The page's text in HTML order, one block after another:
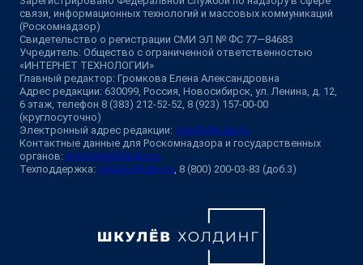
связи, информационных технологий и массовых коммуникаций
(Роскомнадзор)
Свидетельство о регистрации СМИ ЭЛ № ФС 77—84683
Учредитель: Общество с ограниченной ответственностью
«ИНТЕРНЕТ ТЕХНОЛОГИИ»
Главный редактор: Громкова Елена Александровна
Адрес редакции: 630099, Россия, Новосибирск, ул. Ленина, д. 12,
6 этаж, телефон 8 (383) 212-52-52, 8 (923) 157-00-00
(круглосуточно)
Электронный адрес редакции: ngs@shkulev.ru
Контактные данные для Роскомнадзора и государственных
органов: juristnsk@shkulev.ru
Техподдержка: help@shkulev.ru , 8 (800) 200-03-83 (доб.3)